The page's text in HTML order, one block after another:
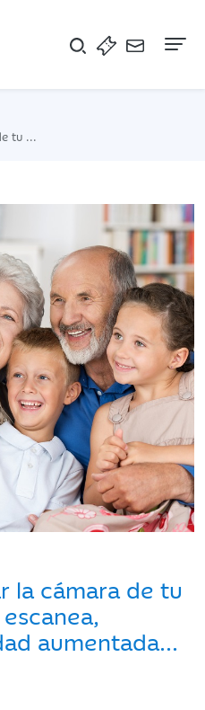
la cámara de tu
aumentada...